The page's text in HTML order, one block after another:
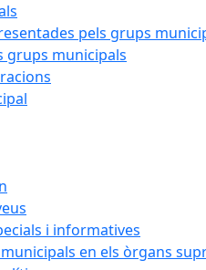
pels grups
grups municipals
i informatives
en els òrgans